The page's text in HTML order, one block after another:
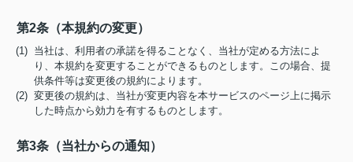
第2条（本規約の変更）
(1) 当社は、利用者の承諾を得ることなく、当社が定める方法によ
り、本規約を変更することができるものとします。この場合、提
供条件等は変更後の規約によります。
(2) 変更後の規約は、当社が変更内容を本サービスのページ上に掲示
した時点から効力を有するものとします。
第3条（当社からの通知）